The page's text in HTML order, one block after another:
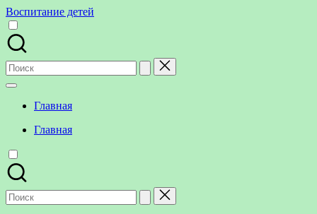
Перейти
к
содержимому
Воспитание детей
Поиск
для:
Главная
Главная
Поиск
для: